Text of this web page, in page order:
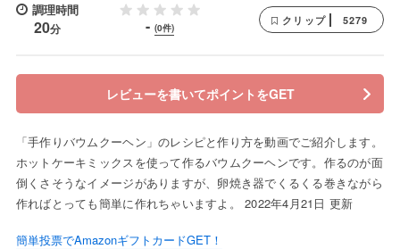
調理時間
20分 - (0件)
クリップ 5279
レビューを書いてポイントをGET
「手作りバウムクーヘン」のレシピと作り方を動画でご紹介します。
ホットケーキミックスを使って作るバウムクーヘンです。作るのが面
倒くさそうなイメージがありますが、卵焼き器でくるくる巻きながら
作ればとっても簡単に作れちゃいますよ。 2022年4月21日 更新
簡単投票でAmazonギフトカードGET！